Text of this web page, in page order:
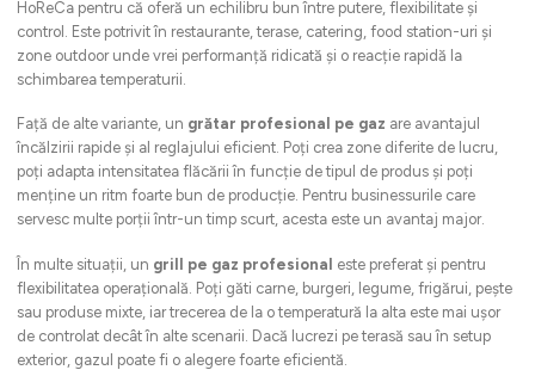
HoReCa pentru că oferă un echilibru bun între putere, flexibilitate și
control. Este potrivit în restaurante, terase, catering, food station-uri și
zone outdoor unde vrei performanță ridicată și o reacție rapidă la
schimbarea temperaturii.
Față de alte variante, un grătar profesional pe gaz are avantajul
încălzirii rapide și al reglajului eficient. Poți crea zone diferite de lucru,
poți adapta intensitatea flăcării în funcție de tipul de produs și poți
menține un ritm foarte bun de producție. Pentru businessurile care
servesc multe porții într-un timp scurt, acesta este un avantaj major.
În multe situații, un grill pe gaz profesional este preferat și pentru
flexibilitatea operațională. Poți găti carne, burgeri, legume, frigărui, pește
sau produse mixte, iar trecerea de la o temperatură la alta este mai ușor
de controlat decât în alte scenarii. Dacă lucrezi pe terasă sau în setup
exterior, gazul poate fi o alegere foarte eficientă.